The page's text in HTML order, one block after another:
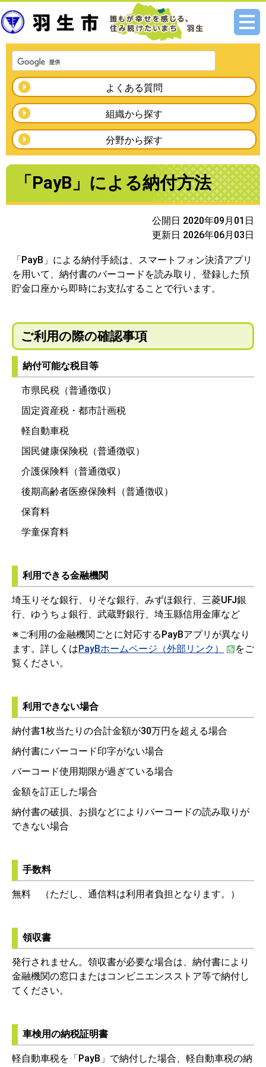
メニ
よくある質問
組織から探す
分野から探す
「PayB」による納付方法
公開日 2020年09月01日
更新日 2026年06月03日
「PayB」による納付手続は、スマートフォン決済アプリ
を用いて、納付書のバーコードを読み取り、登録した預
貯金口座から即時にお支払することで行います。
ご利用の際の確認事項
納付可能な税目等
市県民税（普通徴収）
固定資産税・都市計画税
軽自動車税
国民健康保険税（普通徴収）
介護保険料（普通徴収）
後期高齢者医療保険料（普通徴収）
保育料
学童保育料
利用できる金融機関
埼玉りそな銀行、りそな銀行、みずほ銀行、三菱UFJ銀
行、ゆうちょ銀行、武蔵野銀行、埼玉縣信用金庫など
※ご利用の金融機関ごとに対応するPayBアプリが異なり
ます。詳しくはPayBホームページ（外部リンク）
をご
覧ください。
利用できない場合
納付書1枚当たりの合計金額が30万円を超える場合
納付書にバーコード印字がない場合
バーコード使用期限が過ぎている場合
金額を訂正した場合
納付書の破損、お損などによりバーコードの読み取りが
できない場合
手数料
無料 （ただし、通信料は利用者負担となります。）
領収書
発行されません。領収書が必要な場合は、納付書により
金融機関の窓口またはコンビニエンスストア等で納付し
てください。
車検用の納税証明書
軽自動車税を「PayB」で納付した場合、軽自動車税の納